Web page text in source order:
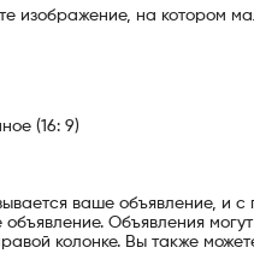
изображение, на котором
(16: 9)
ваше объявление, и
Объявления
колонке. Вы также